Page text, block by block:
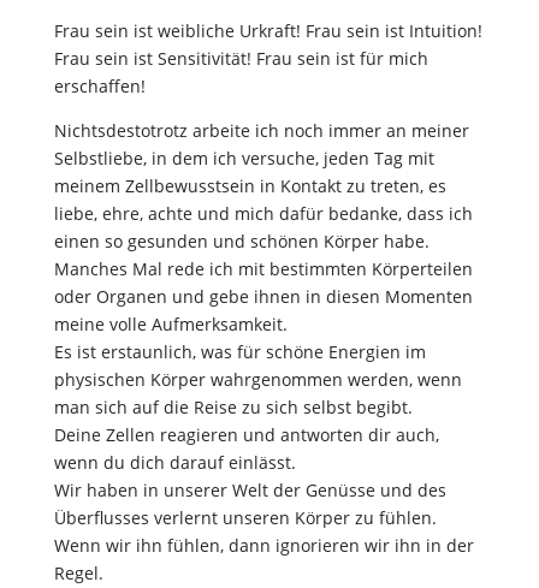
Frau sein ist weibliche Urkraft! Frau sein ist Intuition!
Frau sein ist Sensitivität! Frau sein ist für mich
erschaffen!
Nichtsdestotrotz arbeite ich noch immer an meiner
Selbstliebe, in dem ich versuche, jeden Tag mit
meinem Zellbewusstsein in Kontakt zu treten, es
liebe, ehre, achte und mich dafür bedanke, dass ich
einen so gesunden und schönen Körper habe.
Manches Mal rede ich mit bestimmten Körperteilen
oder Organen und gebe ihnen in diesen Momenten
meine volle Aufmerksamkeit.
Es ist erstaunlich, was für schöne Energien im
physischen Körper wahrgenommen werden, wenn
man sich auf die Reise zu sich selbst begibt.
Deine Zellen reagieren und antworten dir auch,
wenn du dich darauf einlässt.
Wir haben in unserer Welt der Genüsse und des
Überflusses verlernt unseren Körper zu fühlen.
Wenn wir ihn fühlen, dann ignorieren wir ihn in der
Regel.